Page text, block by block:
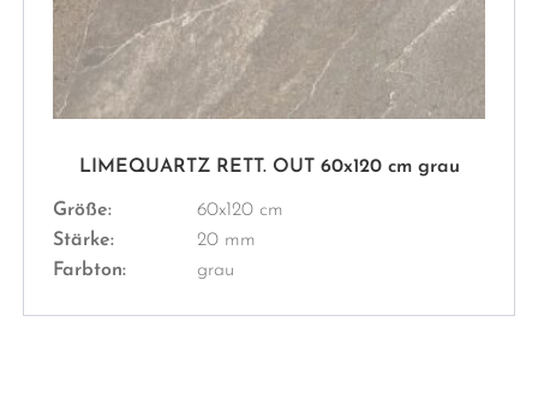
LIMEQUARTZ RETT. OUT 60x120 cm grau
Größe:
60x120 cm
Stärke:
20 mm
Farbton:
grau